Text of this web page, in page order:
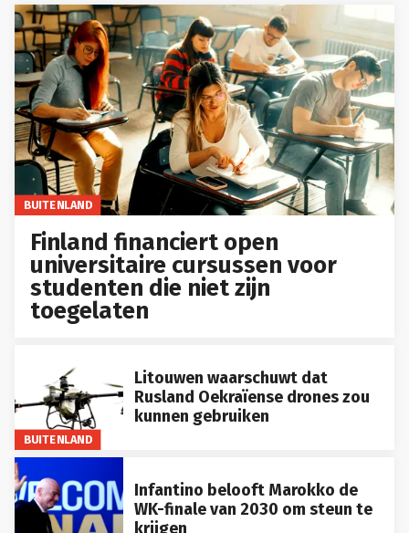
BUITENLAND
Finland financiert open
universitaire cursussen voor
studenten die niet zijn
toegelaten
BUITENLAND
Litouwen waarschuwt dat
Rusland Oekraïense drones zou
kunnen gebruiken
Infantino belooft Marokko de
WK-finale van 2030 om steun te
krijgen